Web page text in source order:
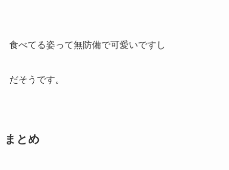
食べてる姿って無防備で可愛いですし
だそうです。
まとめ